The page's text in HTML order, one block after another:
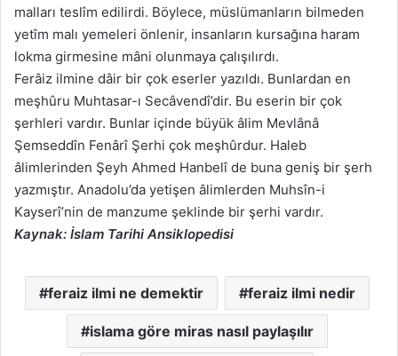
malları teslîm edilirdi. Böylece, müslümanların bilmeden
yetîm malı yemeleri önlenir, insanların kursağına haram
lokma girmesine mâni olunmaya çalışılırdı.
Ferâiz ilmine dâir bir çok eserler yazıldı. Bunlardan en
meşhûru Muhtasar-ı Secâvendî’dir. Bu eserin bir çok
şerhleri vardır. Bunlar içinde büyük âlim Mevlânâ
Şemseddîn Fenârî Şerhi çok meşhûrdur. Haleb
âlimlerinden Şeyh Ahmed Hanbelî de buna geniş bir şerh
yazmıştır. Anadolu’da yetişen âlimlerden Muhsîn-i
Kayserî’nin de manzume şeklinde bir şerhi vardır.
Kaynak: İslam Tarihi Ansiklopedisi
feraiz ilmi ne demektir feraiz ilmi nedir
islama göre miras nasıl paylaşılır